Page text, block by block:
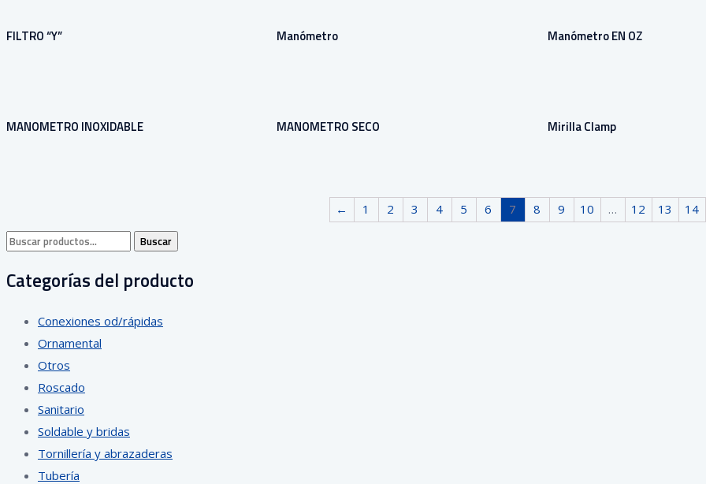
FILTRO “Y” Manómetro Manómetro EN OZ
MANOMETRO INOXIDABLE MANOMETRO SECO Mirilla Clamp
← 1 2 3 4 5 6 7 8 9 10 … 12 13
14
Buscar
Buscar
Categorías del producto
Conexiones od/rápidas
Ornamental
Otros
Roscado
Sanitario
Soldable y bridas
Tornillería y abrazaderas
Tubería